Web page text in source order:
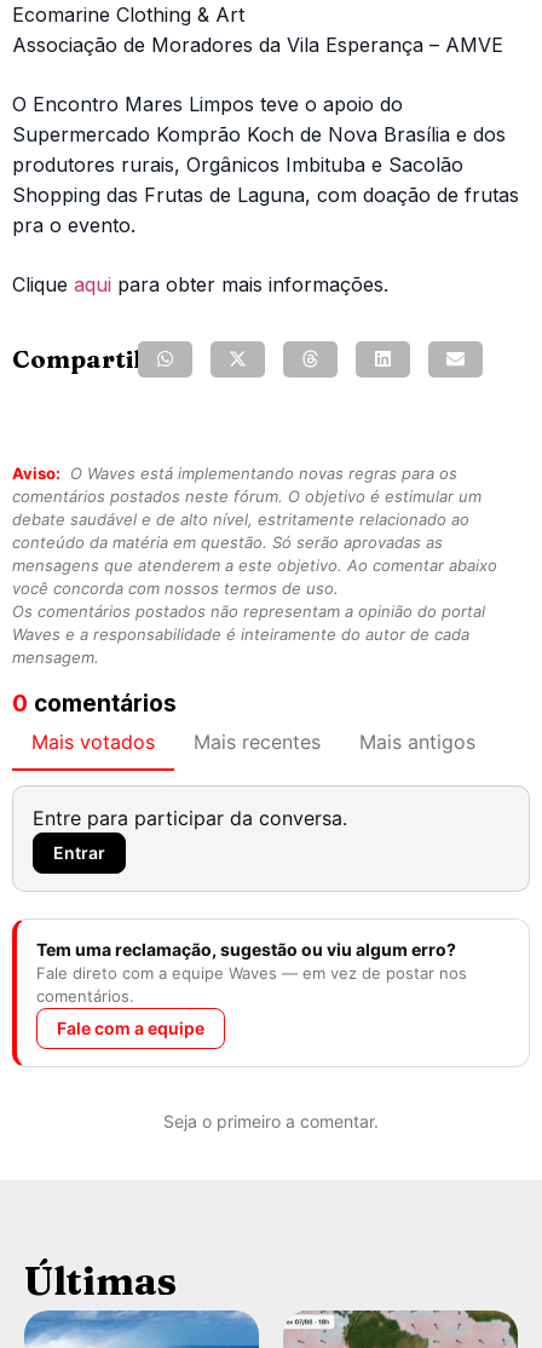
Ecomarine Clothing & Art
Associação de Moradores da Vila Esperança – AMVE
O Encontro Mares Limpos teve o apoio do
Supermercado Komprão Koch de Nova Brasília e dos
produtores rurais, Orgânicos Imbituba e Sacolão
Shopping das Frutas de Laguna, com doação de frutas
pra o evento.
Clique aqui para obter mais informações.
Compartilhe:
Aviso:
O Waves está implementando novas regras para os
comentários postados neste fórum. O objetivo é estimular um
debate saudável e de alto nível, estritamente relacionado ao
conteúdo da matéria em questão. Só serão aprovadas as
mensagens que atenderem a este objetivo. Ao comentar abaixo
você concorda com nossos termos de uso.
Os comentários postados não representam a opinião do portal
Waves e a responsabilidade é inteiramente do autor de cada
mensagem.
0 comentários
Mais votados Mais recentes Mais antigos
Entre para participar da conversa.
Entrar
Tem uma reclamação, sugestão ou viu algum erro?
Fale direto com a equipe Waves — em vez de postar nos
comentários.
Fale com a equipe
Seja o primeiro a comentar.
Últimas